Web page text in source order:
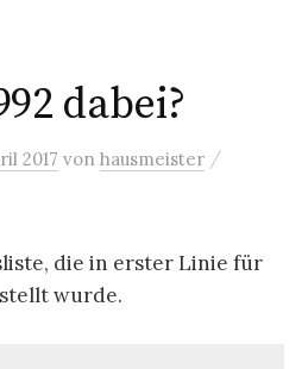
dabei?
2017 von hausmeister /
die in erster Linie für
wurde.